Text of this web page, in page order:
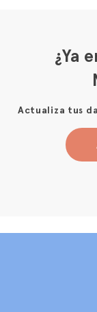
¿Ya
Actualiza tus